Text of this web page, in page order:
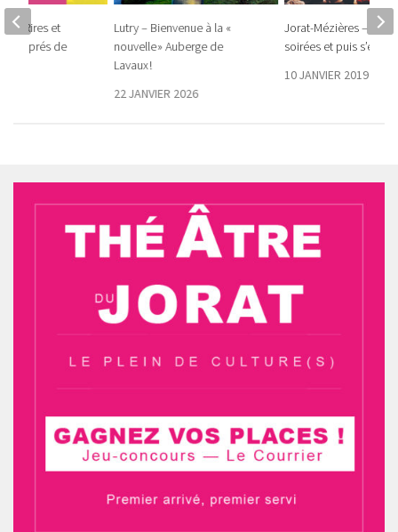
Lutry – Bienvenue à la «
nouvelle » Auberge de
Lavaux !
22 JANVIER 2026
Jorat-Mézières – 23
soirées et puis s’en
10 JANVIER 2019
– Rires et
les prés de